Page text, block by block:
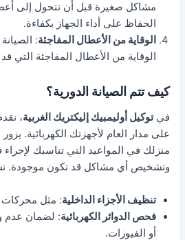
مشاكل صغيرة قبل أن تتحول إلى
الحفاظ على أداء الجهاز بكفاءة.
الوقاية من الأعطال المفاجئة:
الوقاية من الأعطال المفاجئة التي
كيف تتم الصيانة الدورية؟
فيتوكيل أوليمبيك إليكتريك الغربية،
على مدار العام لأجهزتك الكهربائية.
منزلك في المواعيد التي تناسبك
وتشخيص أي مشاكل قد تكون موجودة.
تنظيف الأجزاء الداخلية: مثل محركات
فحص الدوائر الكهربائية: لضمان عدم
أو الفيوزات.